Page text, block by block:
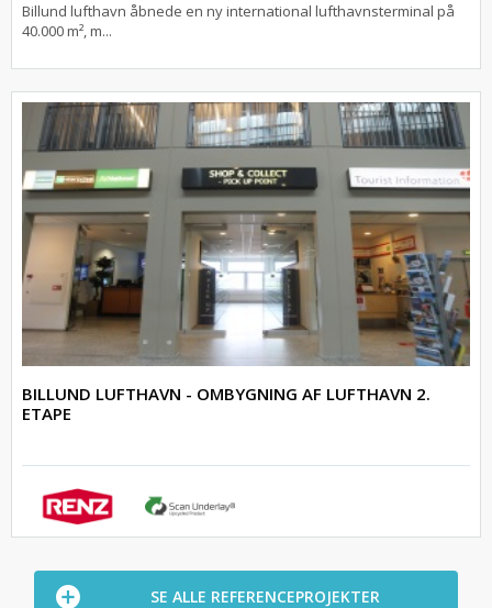
Billund lufthavn åbnede en ny international lufthavnsterminal på
40.000 m², m...
BILLUND LUFTHAVN - OMBYGNING AF LUFTHAVN 2.
ETAPE
SE ALLE REFERENCEPROJEKTER